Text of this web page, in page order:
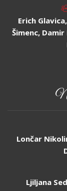
Erich
Šimenc,
Lončar
Ljiljana